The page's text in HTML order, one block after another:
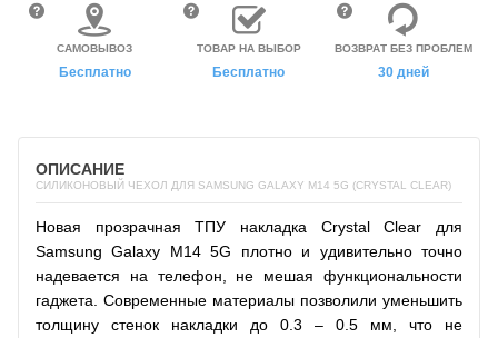
САМОВЫВОЗ
Бесплатно
ТОВАР НА ВЫБОР
Бесплатно
ВОЗВРАТ БЕЗ ПРОБЛЕМ
30 дней
ОПИСАНИЕ
СИЛИКОНОВЫЙ ЧЕХОЛ ДЛЯ SAMSUNG GALAXY M14 5G (CRYSTAL CLEAR)
Новая прозрачная ТПУ накладка Crystal Clear для
Samsung Galaxy M14 5G плотно и удивительно точно
надевается на телефон, не мешая функциональности
гаджета. Современные материалы позволили уменьшить
толщину стенок накладки до 0.3 – 0.5 мм, что не